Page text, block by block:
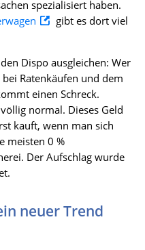
spezialisiert haben.
gibt es dort viel
Dispo ausgleichen: Wer
Ratenkäufen und dem
einen Schreck.
normal. Dieses Geld
kauft, wenn man sich
meisten 0 %
Der Aufschlag wurde
neuer Trend